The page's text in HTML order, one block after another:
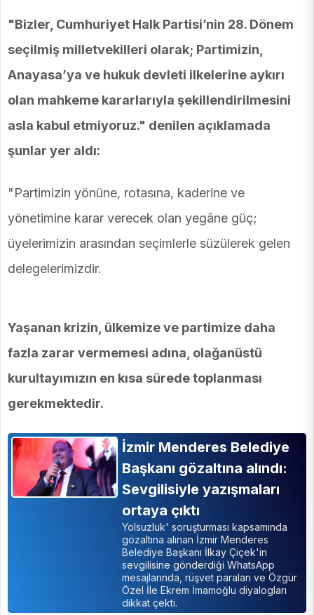
"Bizler, Cumhuriyet Halk Partisi’nin 28. Dönem
seçilmiş milletvekilleri olarak; Partimizin,
Anayasa’ya ve hukuk devleti ilkelerine aykırı
olan mahkeme kararlarıyla şekillendirilmesini
asla kabul etmiyoruz." denilen açıklamada
şunlar yer aldı:
"Partimizin yönüne, rotasına, kaderine ve
yönetimine karar verecek olan yegâne güç;
üyelerimizin arasından seçimlerle süzülerek gelen
delegelerimizdir.
Yaşanan krizin, ülkemize ve partimize daha
fazla zarar vermemesi adına, olağanüstü
kurultayımızın en kısa sürede toplanması
gerekmektedir.
İzmir Menderes Belediye
Başkanı gözaltına alındı:
Sevgilisiyle yazışmaları
ortaya çıktı
Yolsuzluk' soruşturması kapsamında
gözaltına alınan İzmir Menderes
Belediye Başkanı İlkay Çiçek'in
sevgilisine gönderdiği WhatsApp
mesajlarında, rüşvet paraları ve Özgür
Özel İle Ekrem İmamoğlu diyalogları
dikkat çekti.